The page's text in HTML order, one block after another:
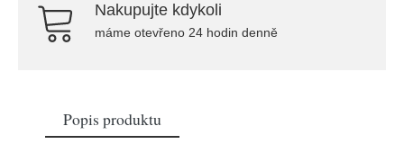
Nakupujte kdykoli
máme otevřeno 24 hodin denně
Popis produktu